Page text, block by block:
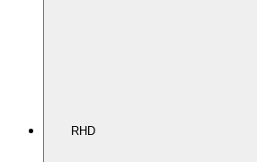
RHD